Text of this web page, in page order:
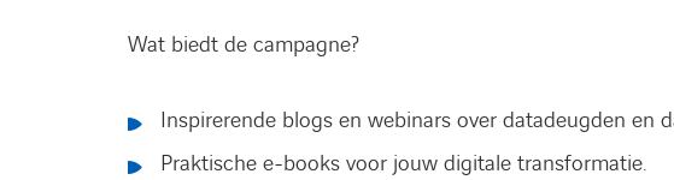
Wat biedt de campagne?
Inspirerende blogs en webinars over datadeugden en
Praktische e-books voor jouw digitale transformatie.